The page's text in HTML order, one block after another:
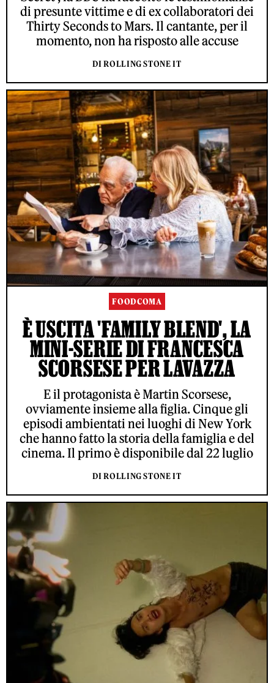
di presunte vittime e di ex collaboratori dei
Thirty Seconds to Mars. Il cantante, per il
momento, non ha risposto alle accuse
DI ROLLING STONE IT
FOODCOMA
È USCITA 'FAMILY BLEND', LA
MINI-SERIE DI FRANCESCA
SCORSESE PER LAVAZZA
E il protagonista è Martin Scorsese,
ovviamente insieme alla figlia. Cinque gli
episodi ambientati nei luoghi di New York
che hanno fatto la storia della famiglia e del
cinema. Il primo è disponibile dal 22 luglio
DI ROLLING STONE IT